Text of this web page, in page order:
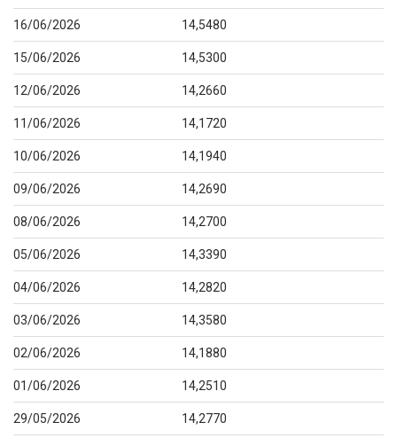
16/06/2026 14,5480
15/06/2026 14,5300
12/06/2026 14,2660
11/06/2026 14,1720
10/06/2026 14,1940
09/06/2026 14,2690
08/06/2026 14,2700
05/06/2026 14,3390
04/06/2026 14,2820
03/06/2026 14,3580
02/06/2026 14,1880
01/06/2026 14,2510
29/05/2026 14,2770